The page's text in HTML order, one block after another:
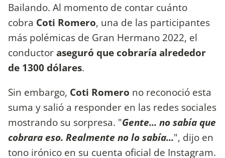
Bailando. Al momento de contar cuánto
cobra Coti Romero, una de las participantes
más polémicas de Gran Hermano 2022, el
conductoraseguró que cobraría alrededor
de 1300 dólares.
Sin embargo, Coti Romero no reconoció esta
suma y salió a responder en las redes sociales
mostrando su sorpresa. "Gente... no sabía que
cobrara eso. Realmente no lo sabía...", dijo en
tono irónico en su cuenta oficial de Instagram.